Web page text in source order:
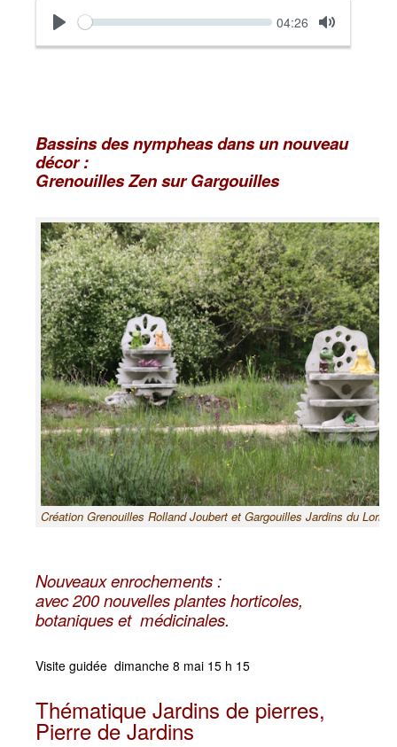
Seek Current
04:26
Bassins des nympheas dans un nouveau
décor :
Grenouilles Zen sur Gargouilles
Création Grenouilles Rolland Joubert et Gargouilles Jardins du Loriot
Nouveaux enrochements :
avec 200 nouvelles plantes horticoles,
botaniques et médicinales.
Visite guidée dimanche 8 mai 15 h 15
Thématique Jardins de pierres,
Pierre de Jardins